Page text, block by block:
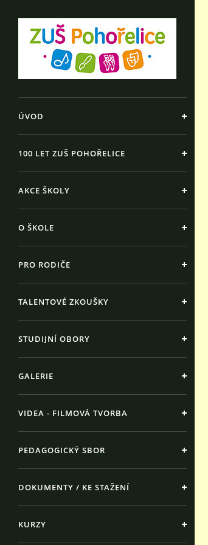
ÚVOD
100 LET ZUŠ POHOŘELICE
AKCE ŠKOLY
O ŠKOLE
PRO RODIČE
TALENTOVÉ ZKOUŠKY
STUDIJNÍ OBORY
GALERIE
VIDEA - FILMOVÁ TVORBA
PEDAGOGICKÝ SBOR
DOKUMENTY / KE STAŽENÍ
KURZY